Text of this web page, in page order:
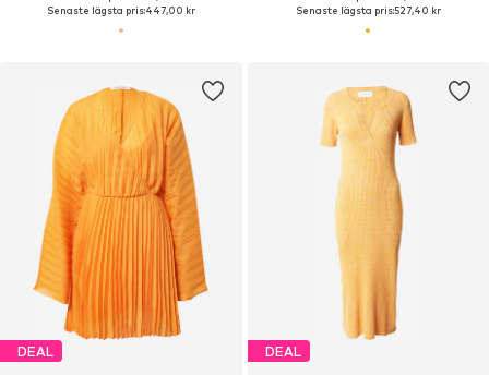
Senaste lägsta pris:447,00 kr
Senaste lägsta pris:527,40 kr
DEAL DEAL